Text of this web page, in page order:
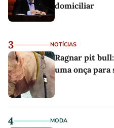
domiciliar
3 NOTÍCIAS
Ragnar pit
uma onça
4 MODA